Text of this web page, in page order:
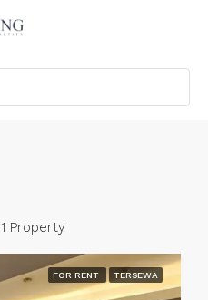
1 Property
FOR RENT TERSEWA